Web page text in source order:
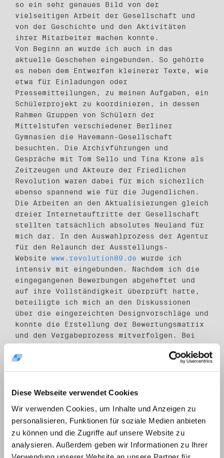
Diese Webseite verwendet Cookies
Wir verwenden Cookies, um Inhalte und Anzeigen zu
personalisieren, Funktionen für soziale Medien anbieten
zu können und die Zugriffe auf unsere Website zu
analysieren. Außerdem geben wir Informationen zu Ihrer
Verwendung unserer Website an unsere Partner für
so ein sehr genaues Bild von der
vielseitigen Arbeit der Gesellschaft und
von der Geschichte und den Aktivitäten
ihrer Mitarbeiter machen konnte.
Von Beginn an wurde ich auch in das
aktuelle Geschehen eingebunden. So gehörte
es neben dem Entwerfen kleinerer Texte, wie
etwa für Einladungen oder
Pressemitteilungen, zu meinen Aufgaben, ein
Schülerprojekt zu koordinieren, in dessen
Rahmen Gruppen von Schülern der
Mittelstufen verschiedener Berliner
Gymnasien die Havemann-Gesellschaft
besuchten. Die Archivführungen und
Gespräche mit Tom Sello und Tina Krone als
Zeitzeugen und Akteure der Friedlichen
Revolution waren dabei für mich sicherlich
ebenso spannend wie für die Jugendlichen.
Die Arbeiten an den Aktualisierungen gleich
dreier Internetauftritte der Gesellschaft
stellten tatsächlich absolutes Neuland für
mich dar. In den Auswahlprozess der Agentur
für den Relaunch der Ausstellungs-
Website www.revolution89.de wurde ich
intensiv mit eingebunden. Nachdem ich die
eingegangenen Bewerbungen abgeheftet und
auf ihre Vollständigkeit überprüft hatte,
beteiligte ich mich an den Diskussionen
über die eingereichten Designvorschläge und
konnte die Erstellung der Bewertungsmatrix
und den Vergabeprozess mitverfolgen. Bei
beauftragten Agentur sowie bei den Treffen
gesellschaft.dearbeitete, wurde ich immer
auch eventuelle Fragen zu artikulieren.
Sehr viel Praktisches konnte ich bei einem
Workshop zum Umgang mit dem Content-
Management-System für die